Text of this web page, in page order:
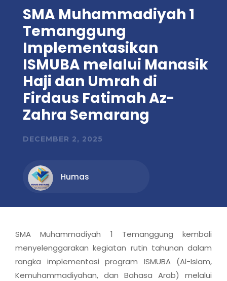
SMA Muhammadiyah 1
Temanggung
Implementasikan
ISMUBA melalui Manasik
Haji dan Umrah di
Firdaus Fatimah Az-
Zahra Semarang
DECEMBER 2, 2025
Humas
SMA Muhammadiyah 1 Temanggung kembali
menyelenggarakan kegiatan rutin tahunan dalam
rangka implementasi program ISMUBA (Al-Islam,
Kemuhammadiyahan, dan Bahasa Arab) melalui